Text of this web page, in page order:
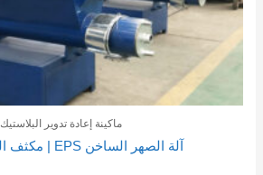
ماكينة إعادة تدوير البلاستيك
آلة الصهر الساخن EPS | مكثف الستايروفوم